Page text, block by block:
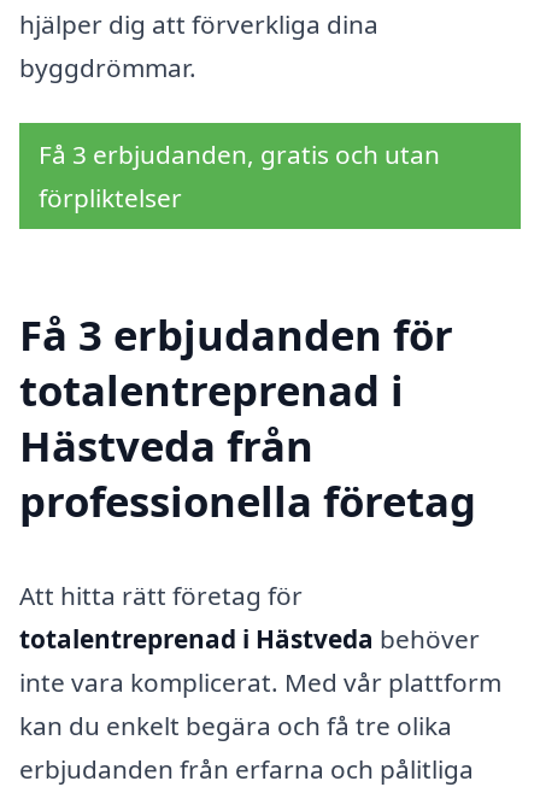
hjälper dig att förverkliga dina
byggdrömmar.
Få 3 erbjudanden, gratis och utan
förpliktelser
Få 3 erbjudanden för
totalentreprenad i
Hästveda från
professionella företag
Att hitta rätt företag för
totalentreprenad i Hästveda behöver
inte vara komplicerat. Med vår plattform
kan du enkelt begära och få tre olika
erbjudanden från erfarna och pålitliga